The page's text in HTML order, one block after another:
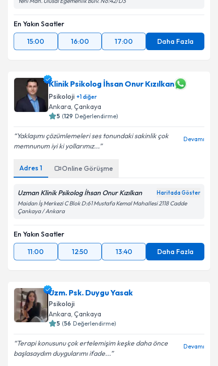
En Yakın Saatler
15:00
16:00 17:00 Daha Fazla
Klinik Psikolog İhsan Onur Kızılkan
Psikoloji +1diğer
Ankara, Çankaya
5 (129 Değerlendirme)
Yaklaşımı çözümlemeleri ses tonundaki sakinlik çok
memnunum iyi ki yollarımız...
Devamı
Adres 1 Online Görüşme
Uzman Klinik Psikolog İhsan Onur Kızılkan Haritada Göster
Maidan İş Merkezi C Blok D:61 Mustafa Kemal Mahallesi 2118 Cadde
Çankaya / Ankara
En Yakın Saatler
11:00
12:50 13:40 Daha Fazla
Uzm. Psk. Duygu Yasak
Psikoloji
Ankara, Çankaya
5 (56 Değerlendirme)
Terapi konusunu çok ertelemişim keşke daha önce
başlasaydım duygularımı ifade...
Devamı